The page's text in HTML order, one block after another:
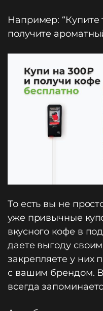
Например: “Купите
получите
То есть вы не
уже привычные
вкусного кофе в
даете выгоду
закрепляете у них
с вашим брендом.
всегда